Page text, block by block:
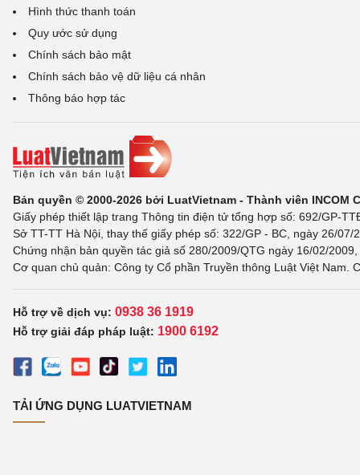
Hình thức thanh toán
Quy ước sử dụng
Chính sách bảo mật
Chính sách bảo vệ dữ liệu cá nhân
Thông báo hợp tác
Bản quyền © 2000-2026 bởi LuatVietnam - Thành viên INCOM
Giấy phép thiết lập trang Thông tin điện tử tổng hợp số: 692/GP-
Sở TT-TT Hà Nội, thay thế giấy phép số: 322/GP - BC, ngày 26/
Chứng nhận bản quyền tác giả số 280/2009/QTG ngày 16/02/
Cơ quan chủ quản: Công ty Cổ phần Truyền thông Luật Việt Nam.
Hỗ trợ về dịch vụ: 0938 36 1919
Hỗ trợ giải đáp pháp luật: 1900 6192
TẢI ỨNG DỤNG LUATVIETNAM